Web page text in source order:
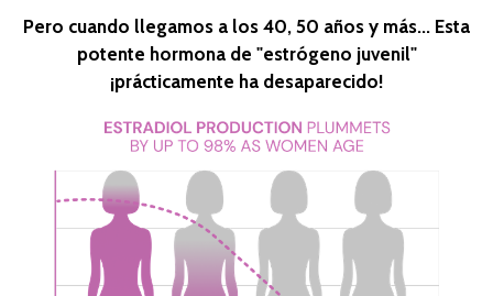
Pero cuando llegamos a los 40, 50 años y más... Esta
potente hormona de "estrógeno juvenil"
¡prácticamente ha desaparecido!